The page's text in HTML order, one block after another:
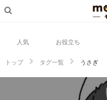
人気 お役立ち
トップ タグ一覧 うさぎ